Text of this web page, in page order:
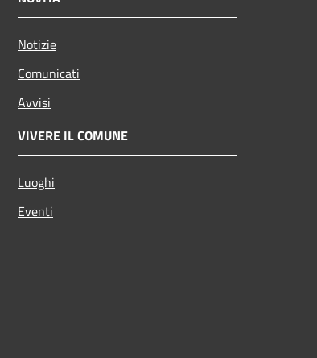
Notizie
Comunicati
Avvisi
VIVERE IL COMUNE
Luoghi
Eventi